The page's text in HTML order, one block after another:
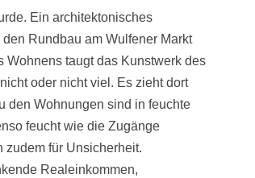
Ein architektonisches
Rundbau am Wulfener Markt
Wohnens taugt das Kunstwerk des
oder nicht viel. Es zieht dort
den Wohnungen sind in feuchte
feucht wie die Zugänge
zudem für Unsicherheit.
Realeinkommen,